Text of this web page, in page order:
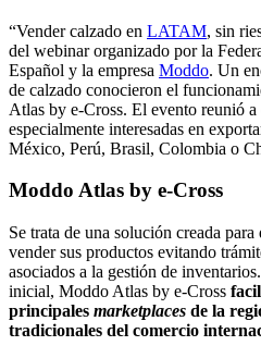
“Vender calzado en LATAM, sin
del webinar organizado por la
Español y la empresa Moddo. Un
de calzado conocieron el
Atlas by e-Cross. El evento reunió a
especialmente interesadas en
México, Perú, Brasil, Colombia o
Moddo Atlas by e-Cross
Se trata de una solución creada para
vender sus productos evitando
asociados a la gestión de
inicial, Moddo Atlas by e-Cross
principales marketplaces de la
tradicionales del comercio